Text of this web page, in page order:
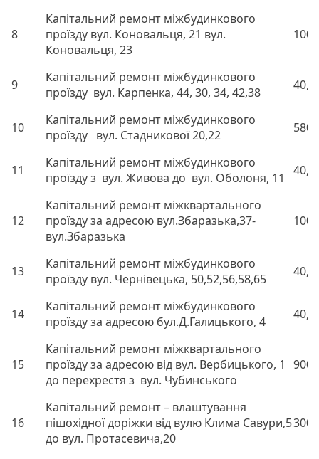
8
Капітальний ремонт міжбудинкового
проїзду вул. Коновальця, 21 вул.
Коновальця, 23
9
Капітальний ремонт міжбудинкового
проїзду вул. Карпенка, 44, 30, 34, 42,38
10
Капітальний ремонт міжбудинкового
проїзду вул. Стадникової 20,22
11
Капітальний ремонт міжбудинкового
проїзду з вул. Живова до вул. Оболоня, 11
12
Капітальний ремонт міжквартального
проїзду за адресою вул.Збаразька,37-
вул.Збаразька
13
Капітальний ремонт міжбудинкового
проїзду вул. Чернівецька, 50,52,56,58,65
14
Капітальний ремонт міжбудинкового
проїзду за адресою бул.Д.Галицького, 4
15
Капітальний ремонт міжквартального
проїзду за адресою від вул. Вербицького, 1
до перехрестя з вул. Чубинського
16
Капітальний ремонт – влаштування
пішохідної доріжки від вулю Клима Савури,5
до вул. Протасевича,20